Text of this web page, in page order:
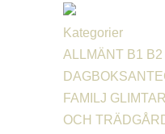
Kategorier
ALLMÄNT B1 B2
FAMILJ
OCH